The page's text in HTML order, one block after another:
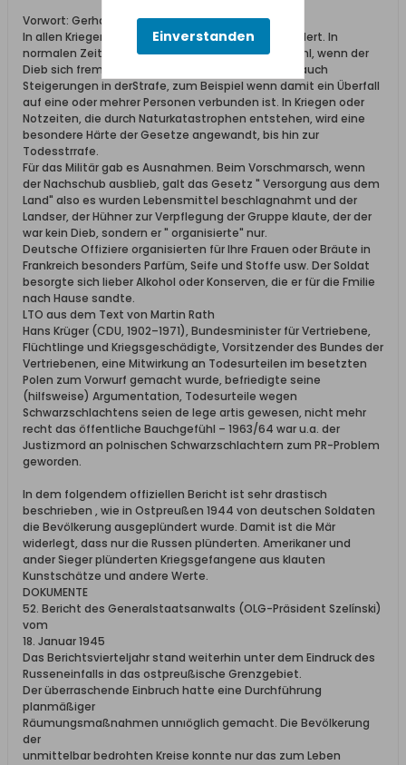
Vorwort: Gerhard Jesske Hamburg
In allen Kriegen und Notsituationen wurde geplündert. In
normalen Zeiten spricht das Gesetz vom Diebstahl, wenn der
Dieb sich fremdes Eigentum aneignet, da gibt es auch
Steigerungen in derStrafe, zum Beispiel wenn damit ein Überfall
auf eine oder mehrer Personen verbunden ist. In Kriegen oder
Notzeiten, die durch Naturkatastrophen entstehen, wird eine
besondere Härte der Gesetze angewandt, bis hin zur
Todesstrrafe.
Für das Militär gab es Ausnahmen. Beim Vorschmarsch, wenn
der Nachschub ausblieb, galt das Gesetz " Versorgung aus dem
Land" also es wurden Lebensmittel beschlagnahmt und der
Landser, der Hühner zur Verpflegung der Gruppe klaute, der der
war kein Dieb, sondern er " organisierte" nur.
Deutsche Offiziere organisierten für Ihre Frauen oder Bräute in
Frankreich besonders Parfüm, Seife und Stoffe usw. Der Soldat
besorgte sich lieber Alkohol oder Konserven, die er für die Fmilie
nach Hause sandte.
LTO aus dem Text von Martin Rath
Hans Krüger (CDU, 1902–1971), Bundesminister für Vertriebene,
Flüchtlinge und Kriegsgeschädigte, Vorsitzender des Bundes der
Vertriebenen, eine Mitwirkung an Todesurteilen im besetzten
Polen zum Vorwurf gemacht wurde, befriedigte seine
(hilfsweise) Argumentation, Todesurteile wegen
Schwarzschlachtens seien de lege artis gewesen, nicht mehr
recht das öffentliche Bauchgefühl – 1963/64 war u.a. der
Justizmord an polnischen Schwarzschlachtern zum PR-Problem
geworden.
In dem folgendem offiziellen Bericht ist sehr drastisch
beschrieben , wie in Ostpreußen 1944 von deutschen Soldaten
die Bevölkerung ausgeplündert wurde. Damit ist die Mär
widerlegt, dass nur die Russen plünderten. Amerikaner und
ander Sieger plünderten Kriegsgefangene aus klauten
Kunstschätze und andere Werte.
DOKUMENTE
52. Bericht des Generalstaatsanwalts (OLG-Präsident Szelínski)
vom
18. Januar 1945
Das Berichtsvierteljahr stand weiterhin unter dem Eindruck des
Russeneinfalls in das ostpreußische Grenzgebiet.
Der überraschende Einbruch hatte eine Durchführung
planmäßiger
Räumungsmaßnahmen unnıöglich gemacht. Die Bevölkerung
der
unmittelbar bedrohten Kreise konnte nur das zum Leben
Einverstanden